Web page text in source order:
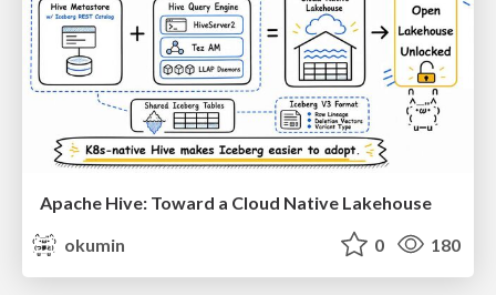
Apache Hive: Toward a Cloud Native Lakehouse
okumin
0 180